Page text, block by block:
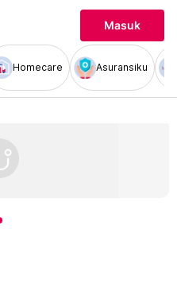
Masuk
Homecare Asuransiku